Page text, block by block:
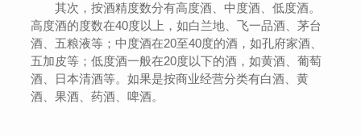
其次，按酒精度数分有高度酒、中度酒、低度酒。
高度酒的度数在40度以上，如白兰地、飞一品酒、茅台
酒、五粮液等；中度酒在20至40度的酒，如孔府家酒、
五加皮等；低度酒一般在20度以下的酒，如黄酒、葡萄
酒、日本清酒等。如果是按商业经营分类有白酒、黄
酒、果酒、药酒、啤酒。